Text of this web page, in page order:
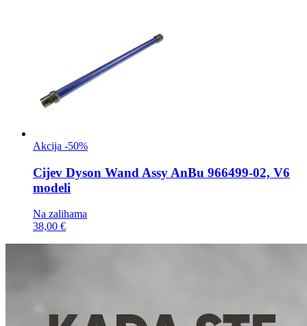
Akcija -50%
Cijev Dyson Wand Assy AnBu 966499-02, V6
modeli
Na zalihama
38,00 €